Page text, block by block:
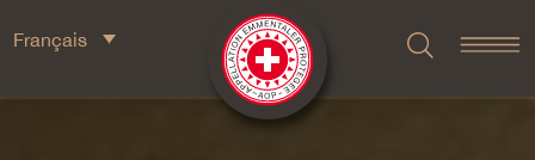
Français